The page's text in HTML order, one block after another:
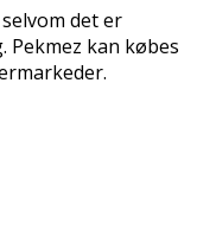
det er
Pekmez kan købes